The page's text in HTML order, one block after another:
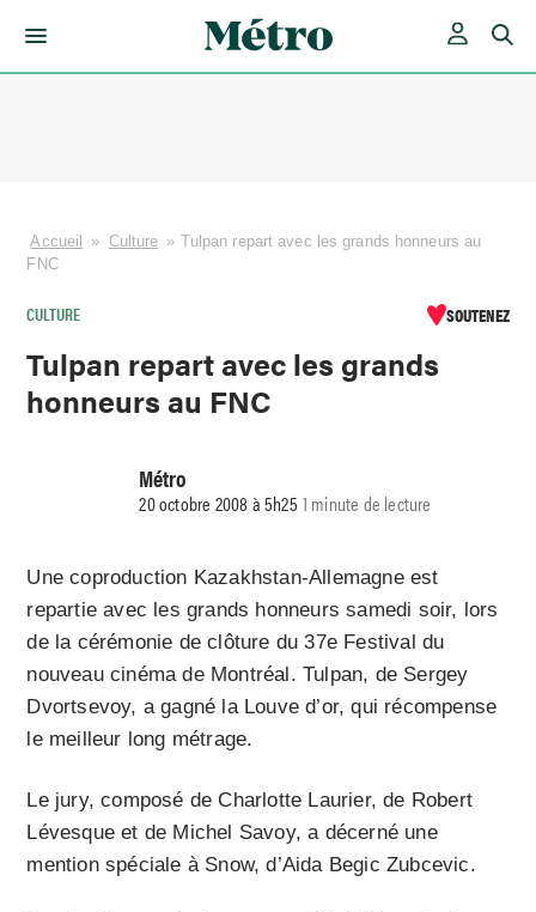
Accueil » Culture » Tulpan repart avec les grands honneurs au
FNC
CULTURE SOUTENEZ
Tulpan repart avec les grands
honneurs au FNC
Métro
20 octobre 2008 à 5h25 1 minute de lecture
Une coproduction Kazakhstan-Allemagne est
repartie avec les grands honneurs samedi soir, lors
de la cérémonie de clôture du 37e Festival du
nouveau cinéma de Montréal. Tulpan, de Sergey
Dvortsevoy, a gagné la Louve d’or, qui récompense
le meilleur long métrage.
Le jury, composé de Charlotte Laurier, de Robert
Lévesque et de Michel Savoy, a décerné une
mention spéciale à Snow, d’Aida Begic Zubcevic.